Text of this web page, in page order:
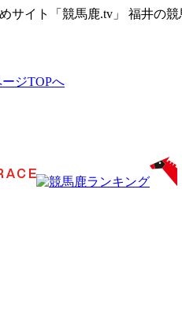
サイト「競馬鹿.tv」 福井の